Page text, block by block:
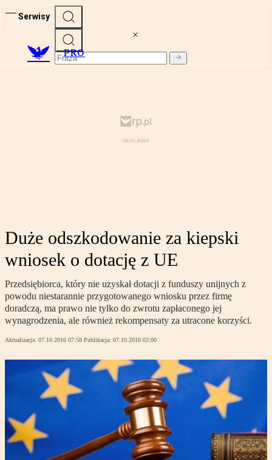
Serwisy
PRO
Duże odszkodowanie za kiepski
wniosek o dotację z UE
Przedsiębiorca, który nie uzyskał dotacji z funduszy unijnych z
powodu niestarannie przygotowanego wniosku przez firmę
doradczą, ma prawo nie tylko do zwrotu zapłaconego jej
wynagrodzenia, ale również rekompensaty za utracone korzyści.
Aktualizacja: 07.10.2016 07:58 Publikacja: 07.10.2016 02:00